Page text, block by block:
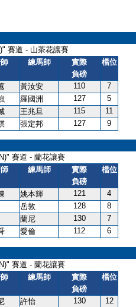
賽道 - 山茶花讓賽
練馬師
實際
負磅
檔位
黃汝安 110
7
羅國洲 127
5
王兆旦 115
11
張定邦 127 9
賽道 - 蘭花讓賽
練馬師
實際
負磅
檔位
姚本輝 121
4
岳敦 128
8
蘭尼 130
7
愛倫 112 6
賽道 - 蘭花讓賽
練馬師
實際
負磅
檔位
許怡 130
12